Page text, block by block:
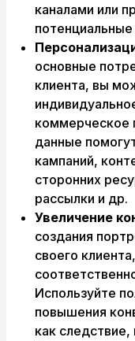
каналами или
основные
клиента, вы
коммерческое
данные
кампаний,
сторонних
рассылки и др.
Увеличение
создания
своего
Используйте
повышения
как